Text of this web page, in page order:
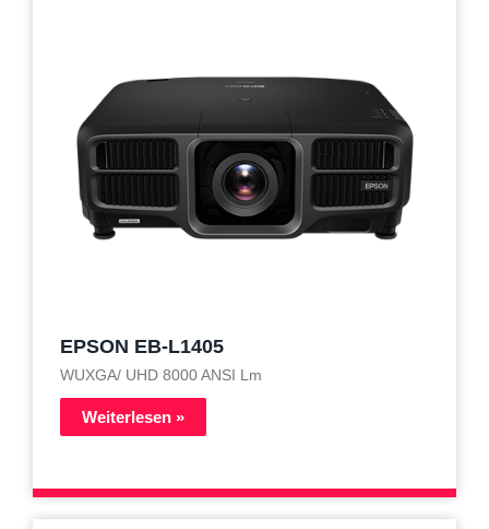
EPSON EB-L1405
WUXGA/ UHD 8000 ANSI Lm
Weiterlesen »